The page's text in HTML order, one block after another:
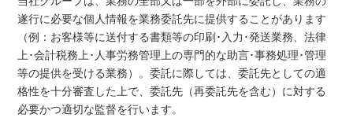
遂行に必要な個人情報を業務委託先に提供することがあります
（例：お客様等に送付する書類等の印刷･入力･発送業務、法律
上･会計税務上･人事労務管理上の専門的な助言･事務処理･管理
等の提供を受ける業務）。委託に際しては、委託先としての適
格性を十分審査した上で、委託先（再委託先を含む）に対する
必要かつ適切な監督を行います。